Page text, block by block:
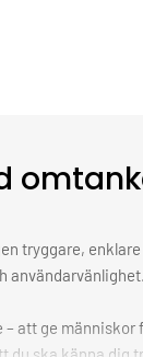
tryggare,
användarvänlighet.
att ge